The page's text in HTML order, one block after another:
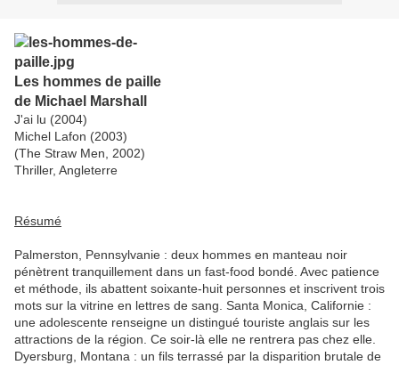
Les hommes de paille
de Michael Marshall
J'ai lu (2004)
Michel Lafon (2003)
(The Straw Men, 2002)
Thriller, Angleterre
Résumé
Palmerston, Pennsylvanie : deux hommes en manteau noir
pénètrent tranquillement dans un fast-food bondé. Avec patience
et méthode, ils abattent soixante-huit personnes et inscrivent trois
mots sur la vitrine en lettres de sang. Santa Monica, Californie :
une adolescente renseigne un distingué touriste anglais sur les
attractions de la région. Ce soir-là elle ne rentrera pas chez elle.
Dyersburg, Montana : un fils terrassé par la disparition brutale de